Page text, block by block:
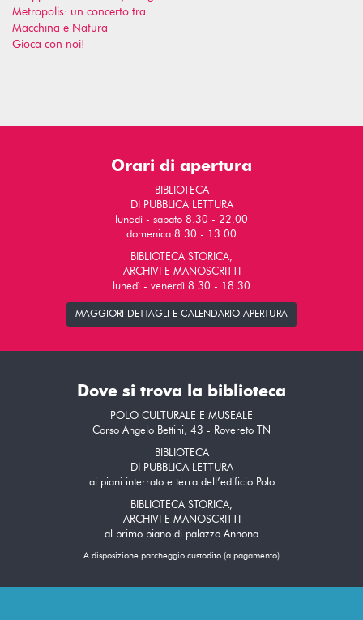
Metropolis: un concerto tra
Macchina e Natura
Gioca con noi!
Orari di apertura
BIBLIOTECA
DI PUBBLICA LETTURA
lunedì - sabato 8.30 - 22.00
domenica 8.30 - 13.00
BIBLIOTECA STORICA,
ARCHIVI E MANOSCRITTI
lunedì - venerdì 8.30 - 18.30
MAGGIORI DETTAGLI E CALENDARIO APERTURA
Dove si trova la biblioteca
POLO CULTURALE E MUSEALE
Corso Angelo Bettini, 43 - Rovereto TN
BIBLIOTECA
DI PUBBLICA LETTURA
ai piani interrato e terra dell’edificio Polo
BIBLIOTECA STORICA,
ARCHIVI E MANOSCRITTI
al primo piano di palazzo Annona
A disposizione parcheggio custodito (a pagamento)